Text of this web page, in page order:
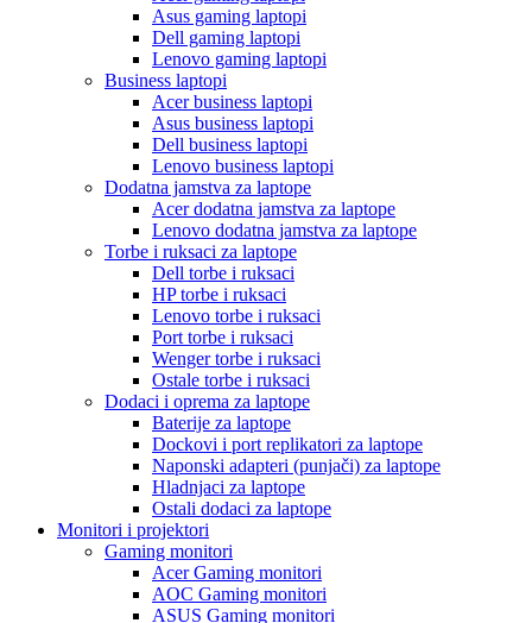
Asus gaming laptopi
Dell gaming laptopi
Lenovo gaming laptopi
Business laptopi
Acer business laptopi
Asus business laptopi
Dell business laptopi
Lenovo business laptopi
Dodatna jamstva za laptope
Acer dodatna jamstva za laptope
Lenovo dodatna jamstva za laptope
Torbe i ruksaci za laptope
Dell torbe i ruksaci
HP torbe i ruksaci
Lenovo torbe i ruksaci
Port torbe i ruksaci
Wenger torbe i ruksaci
Ostale torbe i ruksaci
Dodaci i oprema za laptope
Baterije za laptope
Dockovi i port replikatori za laptope
Naponski adapteri (punjači) za laptope
Hladnjaci za laptope
Ostali dodaci za laptope
Monitori i projektori
Gaming monitori
Acer Gaming monitori
AOC Gaming monitori
ASUS Gaming monitori